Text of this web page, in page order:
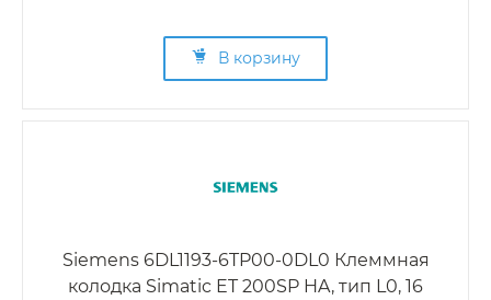
В корзину
Siemens 6DL1193-6TP00-0DL0 Клеммная
колодка Simatic ET 200SP HA, тип L0, 16